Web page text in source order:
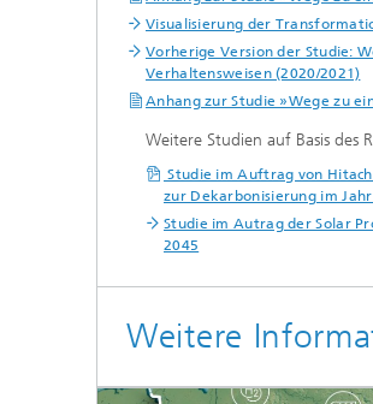
Visualisierung der
Vorherige Version der Studie:
Verhaltensweisen (2020/2021)
Anhang zur Studie »Wege zu
Weitere Studien auf Basis des
Studie im Auftrag von
zur Dekarbonisierung im
Studie im Autrag der Solar
2045
Weitere